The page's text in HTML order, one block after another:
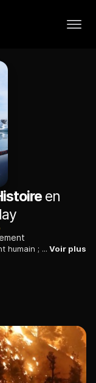
en
Le climat a toujours façonné l'environnement humain ; de la préhistoire à aujourd'hui, quel fut son impact sur le cours de l'histoire du monde et des civilisations ? Voir plus